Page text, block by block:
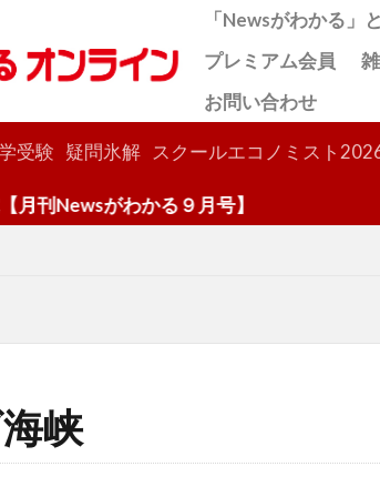
「Newsがわかる」
プレミアム会員
お問い合わせ
受験 疑問氷解 スクールエコノミスト
刊Newsがわかる９月号】
峡